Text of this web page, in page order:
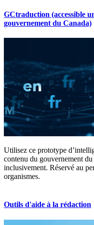
GCtraduction (accessible
gouvernement du Canada)
Utilisez ce prototype
contenu du gouvernement
inclusivement. Réservé au
organismes.
Outils d'aide à la rédaction